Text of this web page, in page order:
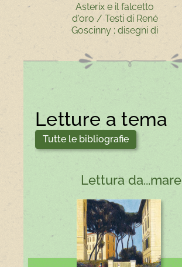
Asterix e il falcetto
d'oro / Testi di René
Goscinny ; disegni di
Albert Uderzo ;
traduzione di Luciana
Marconcini . Asterix e
di René Goscinny ;
disegni di Albert
Uderzo ; traduzione
di Marcello Marchesi
Letture a tema
Tutte le bibliografie
Lettura da...mare